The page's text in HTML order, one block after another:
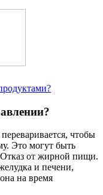
чтобы
Это могут быть
от жирной пищи.
и печени,
на время